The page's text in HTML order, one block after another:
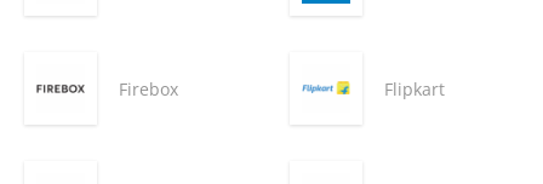
Firebox Flipkart